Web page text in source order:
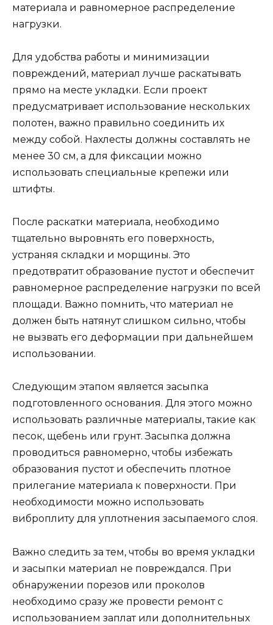
материала и равномерное распределение
нагрузки.
Для удобства работы и минимизации
повреждений, материал лучше раскатывать
прямо на месте укладки. Если проект
предусматривает использование нескольких
полотен, важно правильно соединить их
между собой. Нахлесты должны составлять не
менее 30 см, а для фиксации можно
использовать специальные крепежи или
штифты.
После раскатки материала, необходимо
тщательно выровнять его поверхность,
устраняя складки и морщины. Это
предотвратит образование пустот и обеспечит
равномерное распределение нагрузки по всей
площади. Важно помнить, что материал не
должен быть натянут слишком сильно, чтобы
не вызвать его деформации при дальнейшем
использовании.
Следующим этапом является засыпка
подготовленного основания. Для этого можно
использовать различные материалы, такие как
песок, щебень или грунт. Засыпка должна
проводиться равномерно, чтобы избежать
образования пустот и обеспечить плотное
прилегание материала к поверхности. При
необходимости можно использовать
виброплиту для уплотнения засыпаемого слоя.
Важно следить за тем, чтобы во время укладки
и засыпки материал не повреждался. При
обнаружении порезов или проколов
необходимо сразу же провести ремонт с
использованием заплат или дополнительных